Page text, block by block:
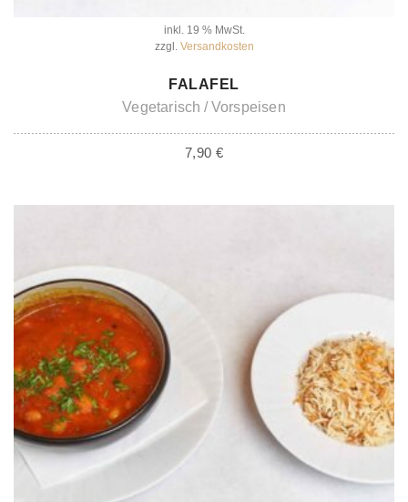
inkl. 19 % MwSt.
zzgl. Versandkosten
IN DEN WARENKORB
FALAFEL
Vegetarisch
Vorspeisen
7,90 €